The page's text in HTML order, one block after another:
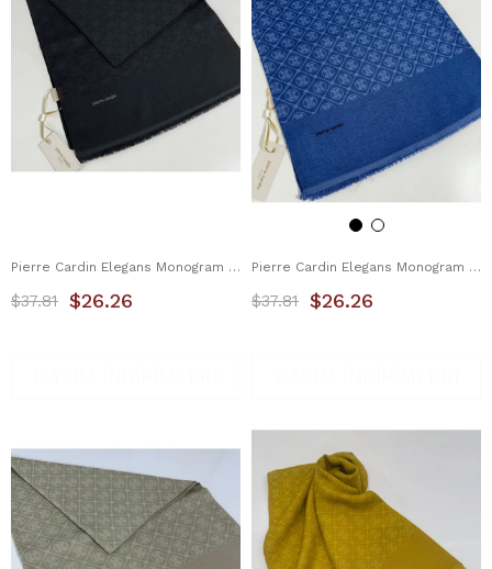
Pierre Cardin Elegans Monogram Şal 1090700-911
$26.26
$37.81
Pierre Cardin Elegans Monogram Şal 1090700-922
$26.26
$37.81